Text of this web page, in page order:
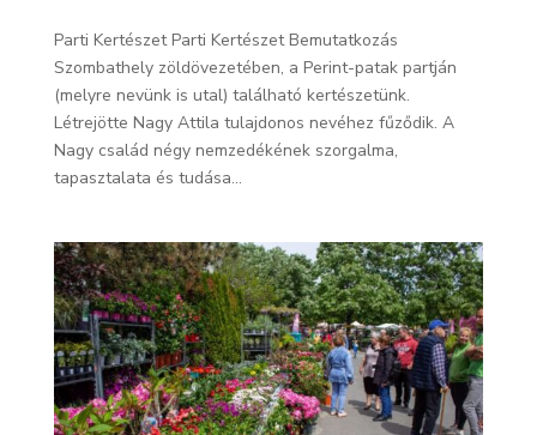
Parti Kertészet Parti Kertészet Bemutatkozás
Szombathely zöldövezetében, a Perint-patak partján
(melyre nevünk is utal) található kertészetünk.
Létrejötte Nagy Attila tulajdonos nevéhez fűződik. A
Nagy család négy nemzedékének szorgalma,
tapasztalata és tudása...